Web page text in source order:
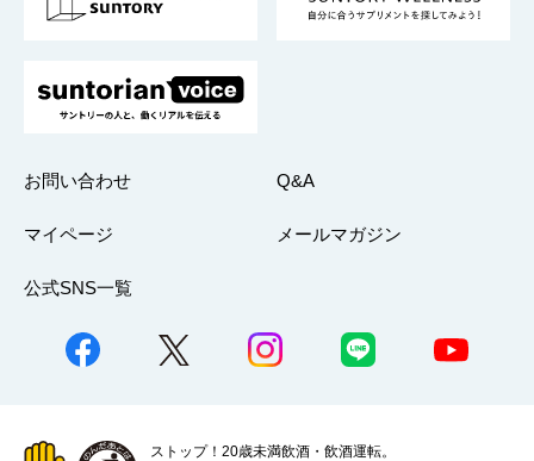
採用情報
お問い合わせ Q&A
マイページ メールマガジン
公式SNS一覧
ストップ！20歳未満飲酒・飲酒運転。